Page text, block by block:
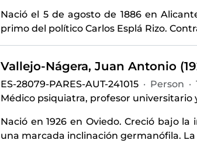
Nació el 5 de agosto de 1886 en
primo del político Carlos Esplá Rizo.
Vallejo-Nágera, Juan Antonio
ES-28079-PARES-AUT-241015 · Person ·
Médico psiquiatra, profesor universitario
Nació en 1926 en Oviedo. Creció bajo
una marcada inclinación germanófila.